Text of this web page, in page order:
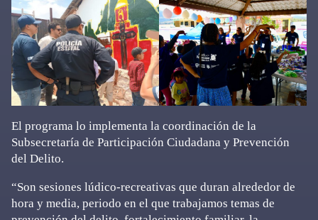
El programa lo implementa la coordinación de la
Subsecretaría de Participación Ciudadana y Prevención
del Delito.
“Son sesiones lúdico-recreativas que duran alrededor de
hora y media, periodo en el que trabajamos temas de